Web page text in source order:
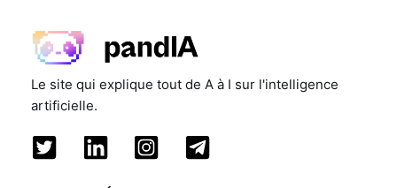
Le site qui explique tout de A à I sur l'intelligence
artificielle.